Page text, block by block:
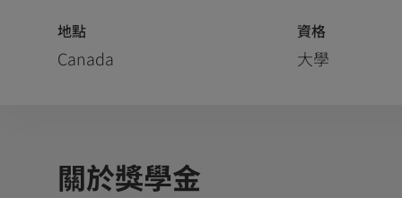
地點
Canada
資格
大學
關於獎學金